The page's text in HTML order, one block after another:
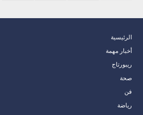
الرئيسية
أخبار مهمة
ريبورتاج
صحة
فن
رياضة